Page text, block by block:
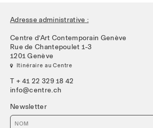
Adresse administrative :
Centre d’Art Contemporain Genève
Rue de Chantepoulet 1-3
1201 Genève
 Itinéraire au Centre
T + 41 22 329 18 42
info@centre.ch
Newsletter